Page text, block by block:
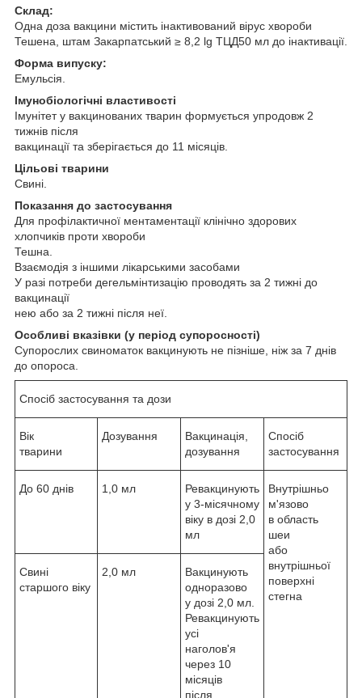
Склад:
Одна доза вакцини містить інактивований вірус хвороби
Тешена, штам Закарпатський ≥ 8,2 lg ТЦД50 мл до інактивації.
Форма випуску:
Емульсія.
Імунобіологічні властивості
Імунітет у вакцинованих тварин формується упродовж 2
тижнів після
вакцинації та зберігається до 11 місяців.
Цільові тварини
Свині.
Показання до застосування
Для профілактичної ментаментації клінічно здорових
хлопчиків проти хвороби
Тешна.
Взаємодія з іншими лікарськими засобами
У разі потреби дегельмінтизацію проводять за 2 тижні до
вакцинації
нею або за 2 тижні після неї.
Особливі вказівки (у період супоросності)
Супорослих свиноматок вакцинують не пізніше, ніж за 7 днів
до опороса.
Спосіб застосування та дози
Вік
тварини
Дозування
Вакцинація,
дозування
Спосіб
застосування
До 60 днів 1,0 мл
Ревакцинують
у 3-місячному
віку в дозі 2,0
мл
Внутрішньо
м'язово
в область
шеи
або
внутрішньої
поверхні
стегна
Свині
старшого віку
2,0 мл
Вакцинують
одноразово
у дозі 2,0 мл.
Ревакцинують
усі
наголов'я
через 10
місяців
після